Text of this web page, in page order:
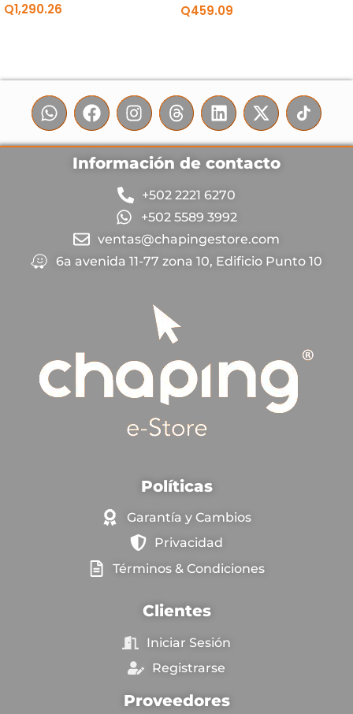
Q1,290.26 Q459.09
Información de contacto
+502 2221 6270
+502 5589 3992
ventas@chapingestore.com
6a avenida 11-77 zona 10, Edificio Punto 10
Políticas
Garantía y Cambios
Privacidad
Términos & Condiciones
Clientes
Iniciar Sesión
Registrarse
Proveedores